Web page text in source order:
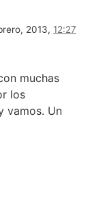
2013, 12:27
muchas
los
vamos. Un